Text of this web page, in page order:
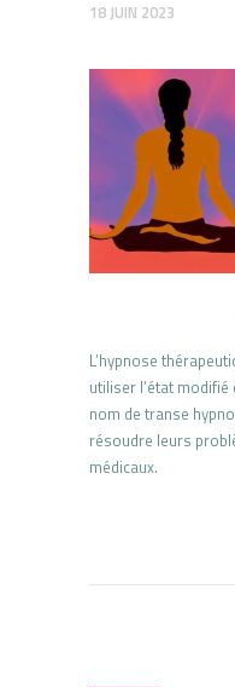
18 JUIN 2023
L’hypnose
utiliser l’état
nom de transe
résoudre leurs
médicaux.